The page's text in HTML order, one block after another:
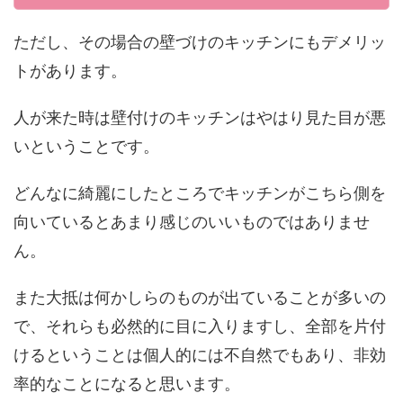
ただし、その場合の壁づけのキッチンにもデメリッ
トがあります。
人が来た時は壁付けのキッチンはやはり見た目が悪
いということです。
どんなに綺麗にしたところでキッチンがこちら側を
向いているとあまり感じのいいものではありませ
ん。
また大抵は何かしらのものが出ていることが多いの
で、それらも必然的に目に入りますし、全部を片付
けるということは個人的には不自然でもあり、非効
率的なことになると思います。